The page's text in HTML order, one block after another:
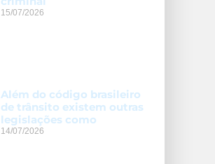
15/07/2026
Além do código brasileiro
de trânsito existem outras
legislações como
14/07/2026